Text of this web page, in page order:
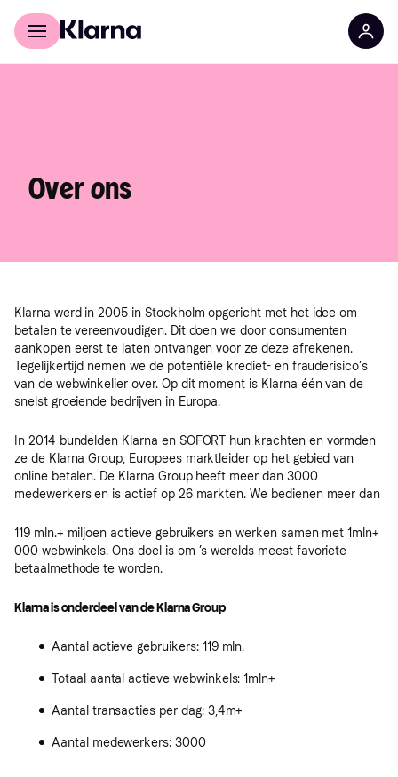
Voor shoppers
Over ons
Klarna werd in 2005 in Stockholm opgericht met het idee om
betalen te vereenvoudigen. Dit doen we door consumenten
aankopen eerst te laten ontvangen voor ze deze afrekenen.
Tegelijkertijd nemen we de potentiële krediet- en frauderisico’s
van de webwinkelier over. Op dit moment is Klarna één van de
snelst groeiende bedrijven in Europa.
In 2014 bundelden Klarna en SOFORT hun krachten en vormden
ze de Klarna Group, Europees marktleider op het gebied van
online betalen. De Klarna Group heeft meer dan 3000
medewerkers en is actief op 26 markten. We bedienen meer dan
119 mln.+ miljoen actieve gebruikers en werken samen met 1mln+
000 webwinkels. Ons doel is om ’s werelds meest favoriete
betaalmethode te worden.
Klarna is onderdeel van de Klarna Group
Aantal actieve gebruikers: 119 mln.
Totaal aantal actieve webwinkels: 1mln+
Aantal transacties per dag: 3,4m+
Aantal medewerkers: 3000